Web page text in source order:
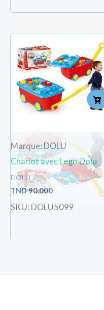
Marque: DOLU
Chariot avec Lego Dolu
DOLU
TND90.000
SKU: DOLU5099